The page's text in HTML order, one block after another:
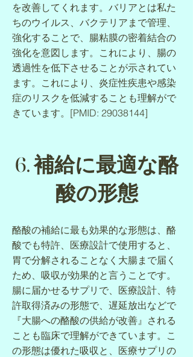
を改善してくれます。バリアとは私た
ちのウイルス、バクテリアまで管理、
強化することで、腸粘膜の密着結合の
強化を意図します。これにより、腸の
透過性を低下させることが示されてい
ます。これにより、炎症性疾患や感染
症のリスクを低減することも理解がで
きています。[PMID: 29038144]
6. 補給に最適な酪
酸の形態
酪酸の補給に最も効果的な形態は、酪
酸でも特許、医療設計で使用すると、
胃で分解されることなく大腸まで届く
ため、吸収が効果的と言うことです。
腸に届かせるサプリで、医療設計、特
許取得済みの形態で、遅延放出などで
『大腸への酪酸の供給が改善』される
ことも臨床で理解ができています。こ
の形態は優れた吸収と、医療サプリの